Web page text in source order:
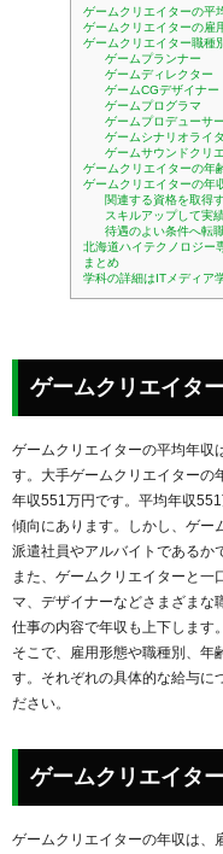
ゲームクリエイターの平
ゲームクリエイターの雇
ゲームクリエイター職種
ゲームプランナー
ゲームディレクター
ゲームCGデザイナー
ゲームプログラマ
ゲームプロデューサー
ゲームシナリオライ
ゲームサウンドクリ
ゲームクリエイターの年
ゲームクリエイターの年
関連する資格を取得
スキルアップして実
待遇のよい条件へ転
北海道ハイテクノロジー
まとめ
学科の詳細はITメディア
ゲームクリエイタ
ゲームクリエイターの平均年収
す。大手ゲームクリエイターの
年収551万円です。平均年収
傾向にあります。しかし、ゲー
派遣社員やアルバイトであるか
また、ゲームクリエイターと一
マ、デザイナーなどさまざまな
仕事の内容で年収も上下します。
そこで、雇用形態や職種別、年
す。それぞれの具体的な給与に
ださい。
ゲームクリエイタ
ゲームクリエイターの年収は、